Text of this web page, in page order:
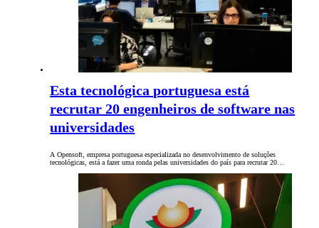
Esta tecnológica portuguesa está
recrutar 20 engenheiros de software nas
universidades
A Opensoft, empresa portuguesa especializada no desenvolvimento de soluções
tecnológicas, está a fazer uma ronda pelas universidades do país para recrutar 20…